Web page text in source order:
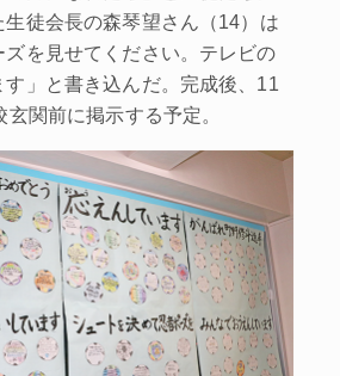
徒会長の森琴望さん（14）は
ズを見せてください。テレビの
」と書き込んだ。完成後、11
関前に掲示する予定。